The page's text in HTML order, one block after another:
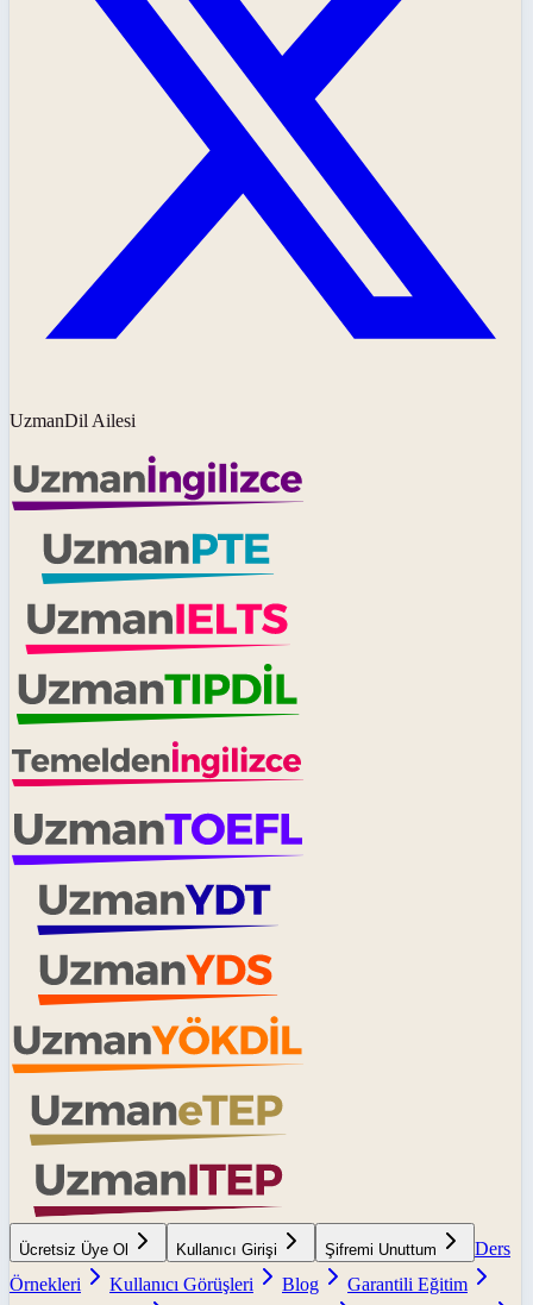
UzmanDil Ailesi
Ücretsiz Üye Ol Kullanıcı Girişi Şifremi Unuttum
Ders
Örnekleri
Kullanıcı Görüşleri Blog
Garantili Eğitim